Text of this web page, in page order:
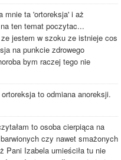
mnie ta 'ortoreksja' i aż
ten temat poczytac...
jestem w szoku ze istnieje cos
na punkcie zdrowego
bym raczej tego nie
to odmiana anoreksji.
to osoba cierpiąca na
czy nawet smażonych
Pani Izabela umieściła tu nie